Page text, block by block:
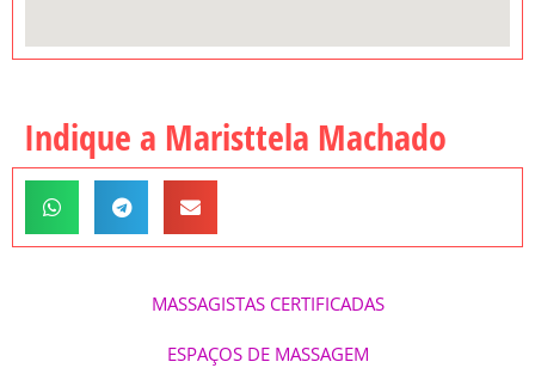
Indique a Maristtela Machado
MASSAGISTAS CERTIFICADAS
ESPAÇOS DE MASSAGEM